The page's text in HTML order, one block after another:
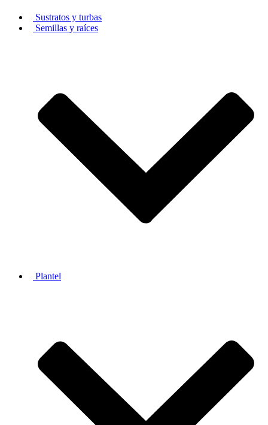
Sustratos y turbas
Semillas y raíces
Plantel